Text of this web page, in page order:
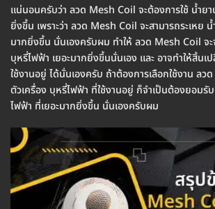
แน่นอนครับว่า ลวด Mesh Coil จะต้องการใช้ น้ำย
ยิ่งขึ้น เพราะว่า ลวด Mesh Coil จะสามารถระเหย
มากยิ่งขึ้น นั่นเองครับผม ทำให้ ลวด Mesh Coil จะ
บุหรี่ไฟฟ้า เยอะมากยิ่งขึ้นนั่นเอง และ อาจทำให้สิ้นเ
ใช้งานอยู่ ได้นั่นเองครับ ถ้าต้องการเลือกใช้งาน ล
ตัวเครื่อง บุหรี่ไฟฟ้า ที่ใช้งานอยู่ ก็จำเป็นต้องยอมรับ
ไฟฟ้า ที่เยอะมากยิ่งขึ้น นั่นเองครับผม